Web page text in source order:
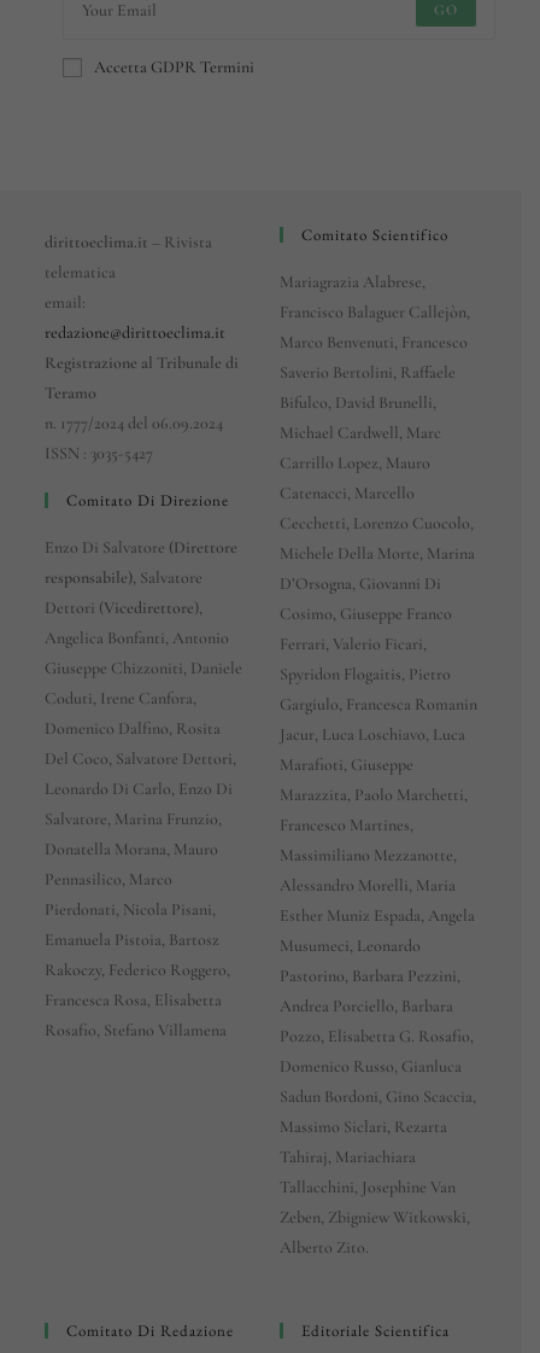
GO
Accetta GDPR Termini
dirittoeclima.it – Rivista
telematica
email:
redazione@dirittoeclima.it
Registrazione al Tribunale di
Teramo
n. 1777/2024 del 06.09.2024
ISSN : 3035-5427
Comitato Di Direzione
Enzo Di Salvatore (Direttore
responsabile), Salvatore
Dettori (Vicedirettore),
Angelica Bonfanti, Antonio
Giuseppe Chizzoniti, Daniele
Coduti, Irene Canfora,
Domenico Dalfino, Rosita
Del Coco, Salvatore Dettori,
Leonardo Di Carlo, Enzo Di
Salvatore, Marina Frunzio,
Donatella Morana, Mauro
Pennasilico, Marco
Pierdonati, Nicola Pisani,
Emanuela Pistoia, Bartosz
Rakoczy, Federico Roggero,
Francesca Rosa, Elisabetta
Rosafio, Stefano Villamena
Comitato Scientifico
Mariagrazia Alabrese,
Francisco Balaguer Callejòn,
Marco Benvenuti, Francesco
Saverio Bertolini, Raffaele
Bifulco, David Brunelli,
Michael Cardwell, Marc
Carrillo Lopez, Mauro
Catenacci, Marcello
Cecchetti, Lorenzo Cuocolo,
Michele Della Morte, Marina
D’Orsogna, Giovanni Di
Cosimo, Giuseppe Franco
Ferrari, Valerio Ficari,
Spyridon Flogaitis, Pietro
Gargiulo, Francesca Romanin
Jacur, Luca Loschiavo, Luca
Marafioti, Giuseppe
Marazzita, Paolo Marchetti,
Francesco Martines,
Massimiliano Mezzanotte,
Alessandro Morelli, Maria
Esther Muniz Espada, Angela
Musumeci, Leonardo
Pastorino, Barbara Pezzini,
Andrea Porciello, Barbara
Pozzo, Elisabetta G. Rosafio,
Domenico Russo, Gianluca
Sadun Bordoni, Gino Scaccia,
Massimo Siclari, Rezarta
Tahiraj, Mariachiara
Tallacchini, Josephine Van
Zeben, Zbigniew Witkowski,
Alberto Zito.
Comitato Di Redazione Editoriale Scientifica